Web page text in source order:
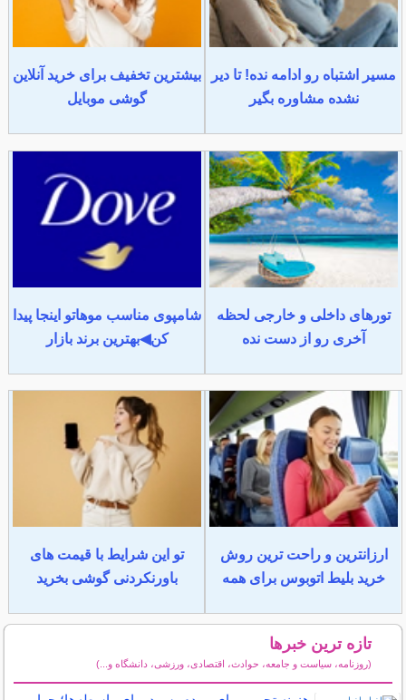
مسیر اشتباه رو ادامه نده! تا دیر
نشده مشاوره بگیر
بیشترین تخفیف برای خرید آنلاین
گوشی موبایل
تورهای داخلی و خارجی لحظه
آخری رو از دست نده
شامپوی مناسب موهاتو اینجا پیدا
کن◀بهترین برند بازار
ارزانترین و راحت ترین روش
خرید بلیط اتوبوس برای همه
تو این شرایط با قیمت های
باورنکردنی گوشی بخرید
تازه ترین خبرها
(روزنامه، سیاست و جامعه، حوادث، اقتصادی، ورزشی، دانشگاه و...)